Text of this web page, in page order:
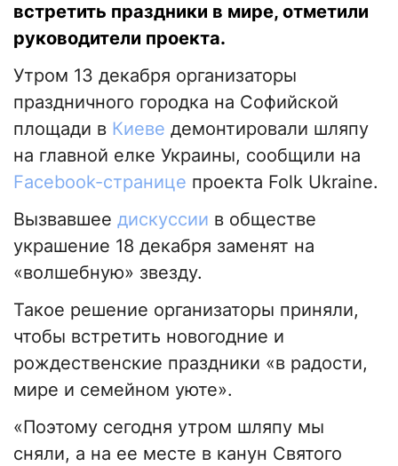
встретить праздники в мире, отметили
руководители проекта.
Утром 13 декабря организаторы
праздничного городка на Софийской
площади в Киеве демонтировали шляпу
на главной елке Украины, сообщили на
Facebook-странице проекта Folk Ukraine.
Вызвавшее дискуссии в обществе
украшение 18 декабря заменят на
«волшебную» звезду.
Такое решение организаторы приняли,
чтобы встретить новогодние и
рождественские праздники «в радости,
мире и семейном уюте».
«Поэтому сегодня утром шляпу мы
сняли, а на ее месте в канун Святого